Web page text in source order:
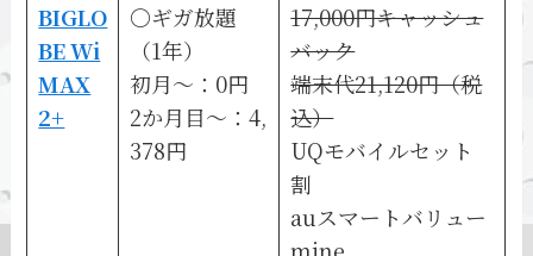
BIGLO
BE Wi
MAX
2+
〇ギガ放題
（1年）
初月～：0円
2か月目～：4,
378円
17,000円キャッシュ
バック
端末代21,120円（税
込）
UQモバイルセット
割
auスマートバリュー